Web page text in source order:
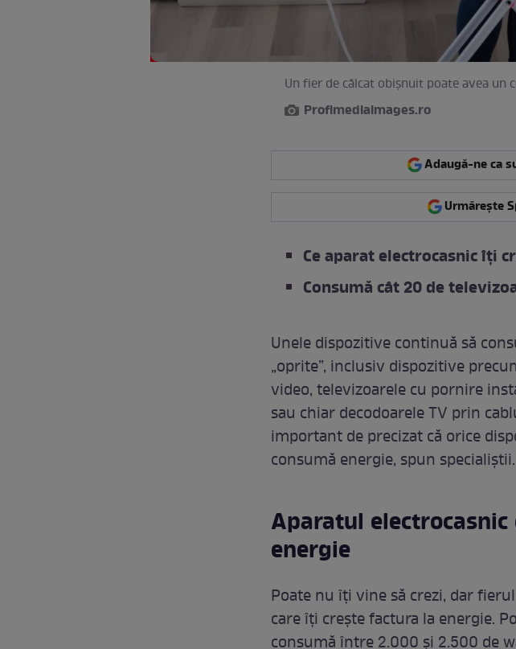
Un fier de călcat obișnuit poate avea
Profimediaimages.ro
Adaugă-ne ca
Urmărește
Ce aparat electrocasnic îți
Consumă cât 20 de
Unele dispozitive continuă să
„oprite”, inclusiv dispozitive
video, televizoarele cu pornire
sau chiar decodoarele TV prin
important de precizat că orice
consumă energie, spun specialiștii.
Aparatul
energie
Poate nu îți vine să crezi, dar
care îți crește factura la energie.
consumă între 2.000 și 2.500 de